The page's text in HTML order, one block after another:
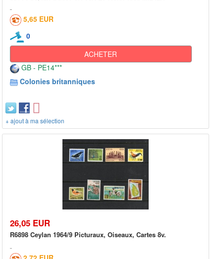
5,65 EUR
0
ACHETER
GB - PE14***
Colonies britanniques
+ ajout à ma sélection
26,05 EUR
R6898 Ceylan 1964/9 Picturaux, Oiseaux, Cartes 8v.